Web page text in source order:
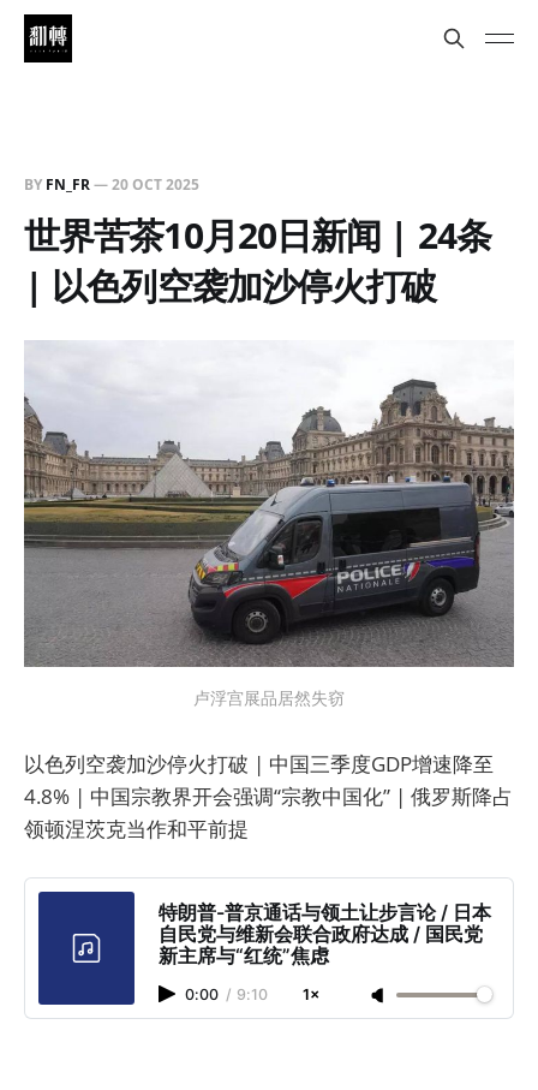
BY FN_FR—20 OCT 2025
世界苦茶10月20日新闻 | 24条
| 以色列空袭加沙停火打破
卢浮宫展品居然失窃
以色列空袭加沙停火打破 | 中国三季度GDP增速降至
4.8% | 中国宗教界开会强调“宗教中国化” | 俄罗斯降占
领顿涅茨克当作和平前提
特朗普-普京通话与领土让步言论 / 日本
自民党与维新会联合政府达成 / 国民党
新主席与“红统”焦虑
0:00 / 9:10 1×